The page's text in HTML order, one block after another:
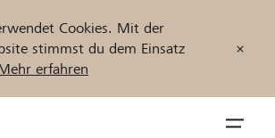
Cookies. Mit der
stimmst du dem Einsatz
erfahren